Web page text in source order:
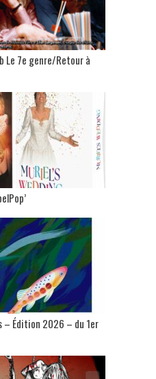
Le 7e genre/Retour à
– Édition 2026 – du 1er